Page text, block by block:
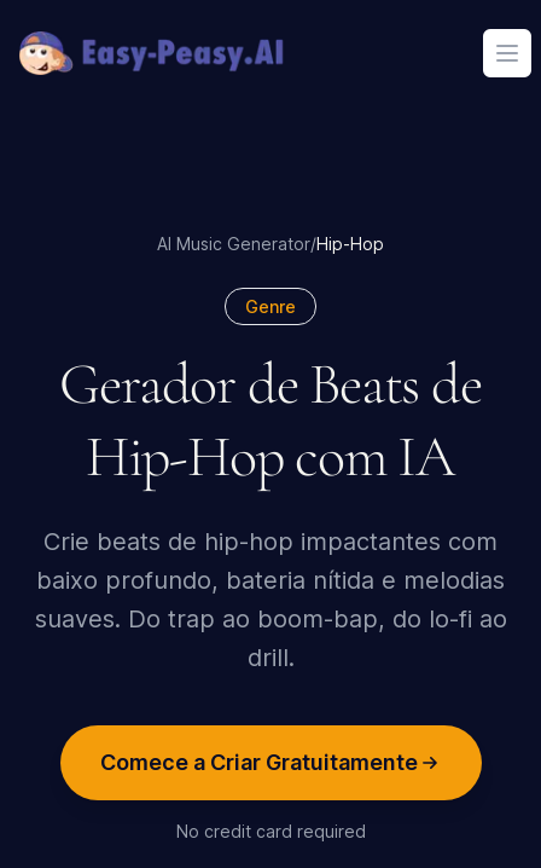
AI Music Generator/Hip-Hop
Genre
Gerador de Beats de
Hip-Hop com IA
Crie beats de hip-hop impactantes com
baixo profundo, bateria nítida e melodias
suaves. Do trap ao boom-bap, do lo-fi ao
drill.
Comece a Criar Gratuitamente
No credit card required